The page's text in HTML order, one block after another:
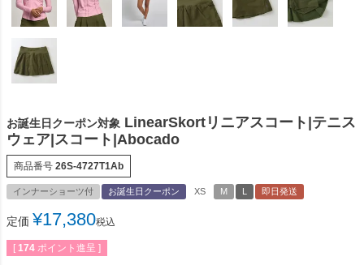
お誕生日クーポン対象 LinearSkortリニアスコート|テニス
ウェア|スコート|Abocado
商品番号 26S-4727T1Ab
インナーショーツ付 お誕生日クーポン XS M L 即日発送
定価 ¥17,380税込
[ 174 ポイント進呈 ]